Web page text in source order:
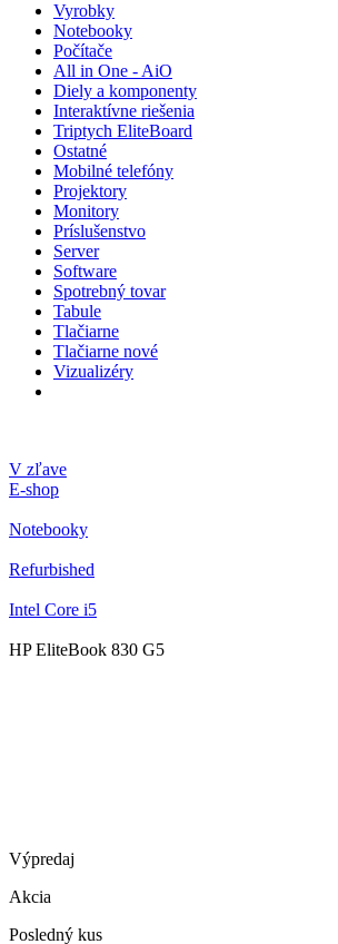
Vyrobky
Notebooky
Počítače
All in One - AiO
Diely a komponenty
Interaktívne riešenia
Triptych EliteBoard
Ostatné
Mobilné telefóny
Projektory
Monitory
Príslušenstvo
Server
Software
Spotrebný tovar
Tabule
Tlačiarne
Tlačiarne nové
Vizualizéry
V zľave
E-shop
Notebooky
Refurbished
Intel Core i5
HP EliteBook 830 G5
Výpredaj
Akcia
Posledný kus